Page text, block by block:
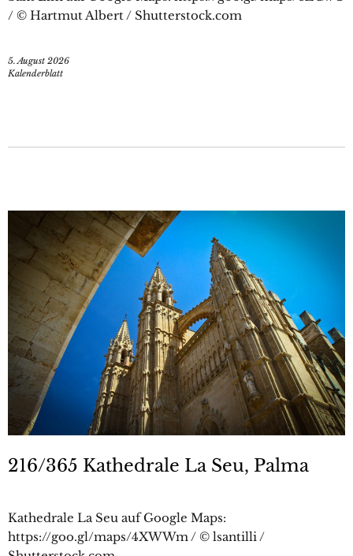
/ © Hartmut Albert / Shutterstock.com
5. August 2026
Kalenderblatt
216/365 Kathedrale La Seu, Palma
Kathedrale La Seu auf Google Maps:
https://goo.gl/maps/4XWWm / © lsantilli /